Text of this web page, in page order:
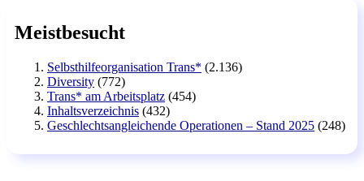
Meistbesucht
Selbsthilfeorganisation Trans* (2.136)
Diversity (772)
Trans* am Arbeitsplatz (454)
Inhaltsverzeichnis (432)
Geschlechtsangleichende Operationen – Stand 2025 (248)